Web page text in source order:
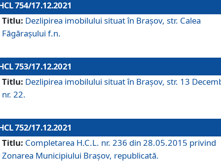
754/17.12.2021
Titlu: Dezlipirea imobilului situat în Brașov, str. Calea
Făgărașului f.n.
753/17.12.2021
Titlu: Dezlipirea imobilului situat în Brașov, str. 13
nr. 22.
752/17.12.2021
Titlu: Completarea H.C.L. nr. 236 din 28.05.2015 privind
Zonarea Municipiului Braşov, republicată.